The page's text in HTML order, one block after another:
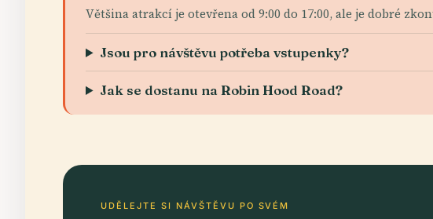
Většina atrakcí je otevřena od 9:00 do 17:00, ale je dobré
Jsou pro návštěvu potřeba vstupenky?
Jak se dostanu na Robin Hood Road?
UDĚLEJTE SI NÁVŠTĚVU PO SVÉM